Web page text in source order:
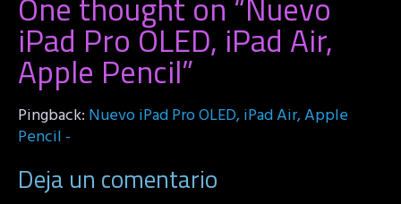
iPad Pro OLED, iPad Air,
Apple Pencil”
Pingback: Nuevo iPad Pro OLED, iPad Air, Apple
Pencil -
Deja un comentario